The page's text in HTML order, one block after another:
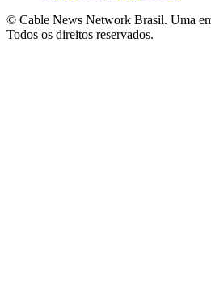
© Cable News Network Brasil. Uma
Todos os direitos reservados.